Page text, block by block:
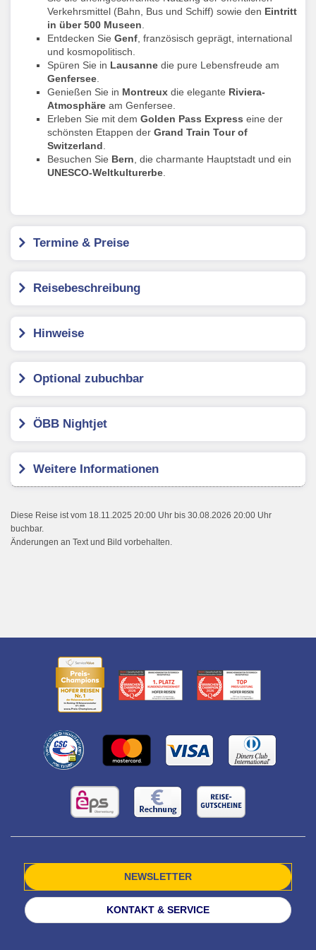
Verkehrsmittel (Bahn, Bus und Schiff) sowie den Eintritt
in über 500 Museen
Entdecken Sie Genf , französisch geprägt, international
und kosmopolitisch.
Spüren Sie in Lausanne die pure Lebensfreude am
Genfersee
Genießen Sie in Montreux die elegante Riviera-
Atmosphäre am Genfersee.
Erleben Sie mit dem Golden Pass Express eine der
schönsten Etappen der Grand Train Tour of
Switzerland
Besuchen Sie Bern , die charmante Hauptstadt und ein
UNESCO-Weltkulturerbe
Termine & Preise
Reisebeschreibung
Hinweise
Optional zubuchbar
ÖBB Nightjet
Weitere Informationen
Diese Reise ist vom 18.11.2025 20:00 Uhr bis 30.08.2026 20:00 Uhr
buchbar.
Änderungen an Text und Bild vorbehalten.
NEWSLETTER
KONTAKT & SERVICE